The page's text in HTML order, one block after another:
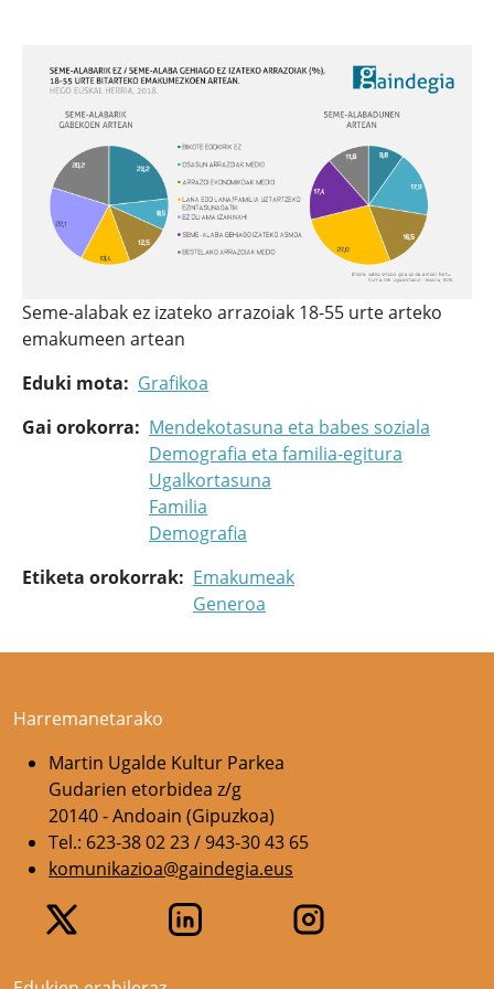
Seme-alabak ez izateko arrazoiak 18-55 urte arteko
emakumeen artean
Eduki mota
Grafikoa
Gai orokorra
Mendekotasuna eta babes soziala
Demografia eta familia-egitura
Ugalkortasuna
Familia
Demografia
Etiketa orokorrak
Emakumeak
Generoa
Harremanetarako
Martin Ugalde Kultur Parkea
Gudarien etorbidea z/g
20140 - Andoain (Gipuzkoa)
Tel.: 623-38 02 23 / 943-30 43 65
komunikazioa@gaindegia.eus